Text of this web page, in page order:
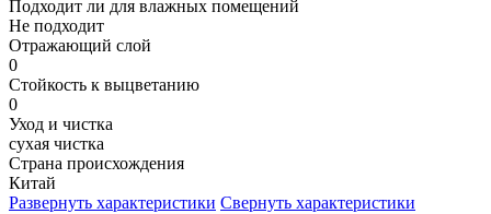
Подходит ли для влажных помещений
Не подходит
Отражающий слой
0
Стойкость к выцветанию
0
Уход и чистка
сухая чистка
Страна происхождения
Китай
Развернуть характеристики Свернуть характеристики